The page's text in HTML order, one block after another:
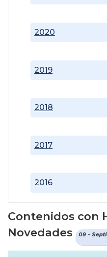
2016
2017
2018
2019
2020
Contenidos con
Novedades
09 -